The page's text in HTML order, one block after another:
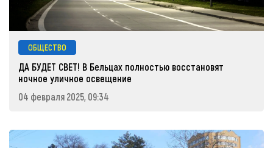
ОБЩЕСТВО
ДА БУДЕТ СВЕТ! В Бельцах полностью восстановят
ночное уличное освещение
04 февраля 2025, 09:34